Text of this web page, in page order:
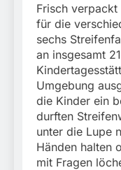
Frisch
für die
sechs
an insgesamt
Umgebung
die Kinder ein
durften
unter die Lupe
Händen halten
mit Fragen